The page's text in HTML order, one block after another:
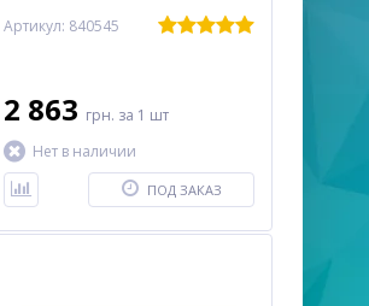
Артикул: 840545
2 863 грн. за 1 шт
Нет в наличии
ПОД ЗАКАЗ